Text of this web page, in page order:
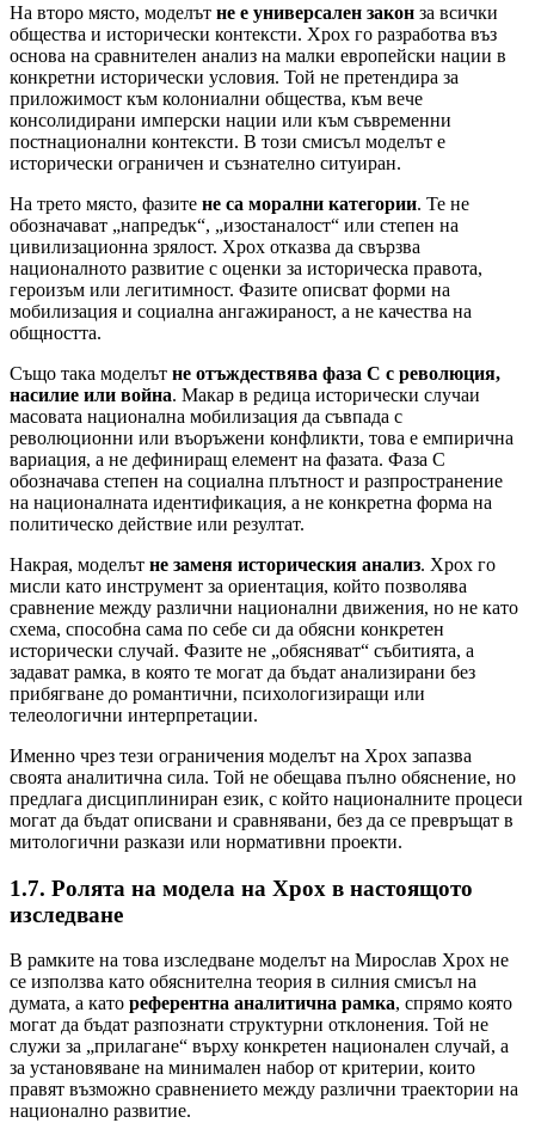
На второ място, моделът не е универсален закон за всички
общества и исторически контексти. Хрох го разработва въз
основа на сравнителен анализ на малки европейски нации в
конкретни исторически условия. Той не претендира за
приложимост към колониални общества, към вече
консолидирани имперски нации или към съвременни
постнационални контексти. В този смисъл моделът е
исторически ограничен и съзнателно ситуиран.
На трето място, фазите не са морални категории. Те не
обозначават „напредък“, „изостаналост“ или степен на
цивилизационна зрялост. Хрох отказва да свързва
националното развитие с оценки за историческа правота,
героизъм или легитимност. Фазите описват форми на
мобилизация и социална ангажираност, а не качества на
общността.
Също така моделът не отъждествява фаза C с революция,
насилие или война. Макар в редица исторически случаи
масовата национална мобилизация да съвпада с
революционни или въоръжени конфликти, това е емпирична
вариация, а не дефиниращ елемент на фазата. Фаза C
обозначава степен на социална плътност и разпространение
на националната идентификация, а не конкретна форма на
политическо действие или резултат.
Накрая, моделът не заменя историческия анализ. Хрох го
мисли като инструмент за ориентация, който позволява
сравнение между различни национални движения, но не като
схема, способна сама по себе си да обясни конкретен
исторически случай. Фазите не „обясняват“ събитията, а
задават рамка, в която те могат да бъдат анализирани без
прибягване до романтични, психологизиращи или
телеологични интерпретации.
Именно чрез тези ограничения моделът на Хрох запазва
своята аналитична сила. Той не обещава пълно обяснение, но
предлага дисциплиниран език, с който националните процеси
могат да бъдат описвани и сравнявани, без да се превръщат в
митологични разкази или нормативни проекти.
1.7. Ролята на модела на Хрох в настоящото
изследване
В рамките на това изследване моделът на Мирослав Хрох не
се използва като обяснителна теория в силния смисъл на
думата, а като референтна аналитична рамка, спрямо която
могат да бъдат разпознати структурни отклонения. Той не
служи за „прилагане“ върху конкретен национален случай, а
за установяване на минимален набор от критерии, които
правят възможно сравнението между различни траектории на
национално развитие.